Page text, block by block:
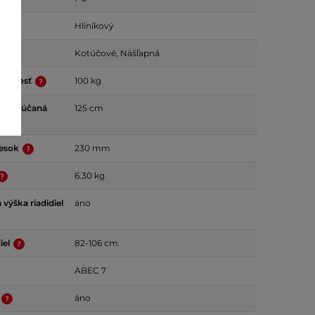
Hliníkový
Kotúčové, Nášľapná
100 kg
125 cm
230 mm
6.30 kg
výška riadidiel áno
82-106 cm
ABEC 7
áno